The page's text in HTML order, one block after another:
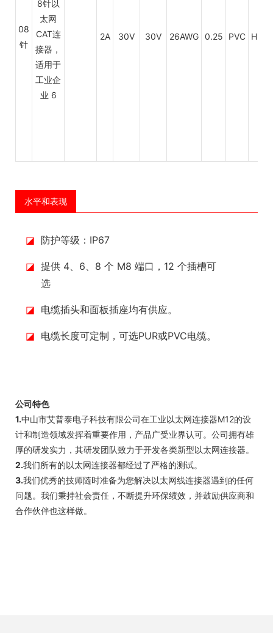
08
针
2A 30V 30V 26AWG 0.25 PVC HDPE
水平和表现
◪ 防护等级：IP67
◪ 提供 4、6、8 个 M8 端口，12 个插槽可
选
◪ 电缆插头和面板插座均有供应。
◪ 电缆长度可定制，可选PUR或PVC电缆。
公司特色
1.中山市艾普泰电子科技有限公司在工业以太网连接器M12的设
计和制造领域发挥着重要作用，产品广受业界认可。公司拥有雄
厚的研发实力，其研发团队致力于开发各类新型以太网连接器。
2.我们所有的以太网连接器都经过了严格的测试。
3.我们优秀的技师随时准备为您解决以太网线连接器遇到的任何
问题。我们秉持社会责任，不断提升环保绩效，并鼓励供应商和
合作伙伴也这样做。